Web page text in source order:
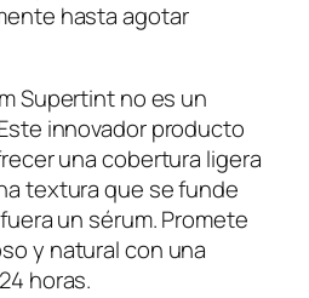
hasta agotar
Supertintno es un
innovador producto
una cobertura ligera
textura que se funde
un sérum. Promete
y natural con una
horas.